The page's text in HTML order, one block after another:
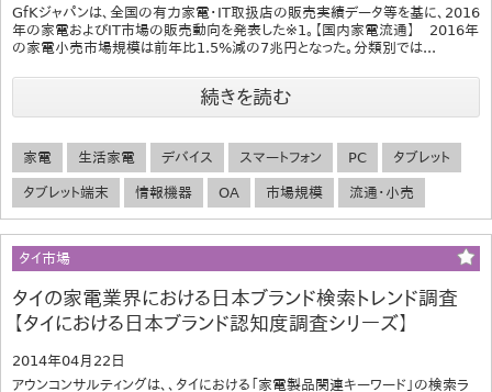
GfKジャパンは、全国の有力家電・IT取扱店の販売実績データ等を基に、2016
年の家電およびIT市場の販売動向を発表した※1。【国内家電流通】 2016年
の家電小売市場規模は前年比1.5%減の7兆円となった。分類別では...
続きを読む
家電 生活家電 デバイス スマートフォン PC タブレット
タブレット端末 情報機器 OA 市場規模 流通・小売
タイ市場
タイの家電業界における日本ブランド検索トレンド調査
【タイにおける日本ブランド認知度調査シリーズ】
2014年04月22日
アウンコンサルティングは、、タイにおける「家電製品関連キーワード」の検索ラ